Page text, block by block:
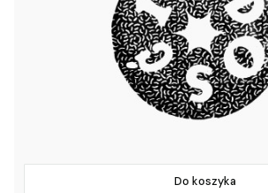
Do koszyka